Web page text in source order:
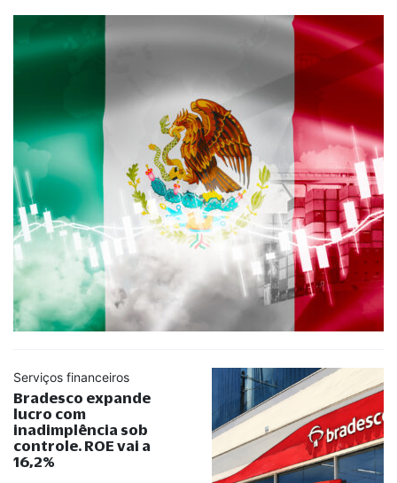
Serviços financeiros
Bradesco expande
lucro com
inadimplência sob
controle. ROE vai a
16,2%